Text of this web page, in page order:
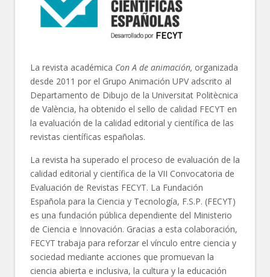
La revista académica Con A de animación, organizada
desde 2011 por el Grupo Animación UPV adscrito al
Departamento de Dibujo de la Universitat Politècnica
de València, ha obtenido el sello de calidad FECYT en
la evaluación de la calidad editorial y científica de las
revistas científicas españolas.
La revista ha superado el proceso de evaluación de la
calidad editorial y científica de la VII Convocatoria de
Evaluación de Revistas FECYT. La Fundación
Española para la Ciencia y Tecnología, F.S.P. (FECYT)
es una fundación pública dependiente del Ministerio
de Ciencia e Innovación. Gracias a esta colaboración,
FECYT trabaja para reforzar el vínculo entre ciencia y
sociedad mediante acciones que promuevan la
ciencia abierta e inclusiva, la cultura y la educación